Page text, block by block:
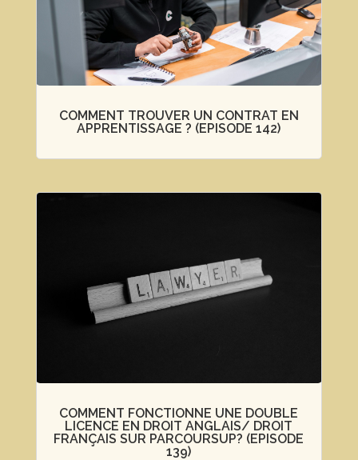
COMMENT TROUVER UN CONTRAT EN
APPRENTISSAGE ? (EPISODE 142)
COMMENT FONCTIONNE UNE DOUBLE
LICENCE EN DROIT ANGLAIS/ DROIT
FRANÇAIS SUR PARCOURSUP? (EPISODE
139)